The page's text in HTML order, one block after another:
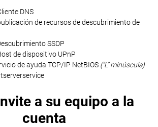
DNS
de recursos de descubrimiento de
SSDP
de dispositivo UPnP
de ayuda TCP/IP NetBIOS (“L” minúscula)
a su equipo a la
cuenta